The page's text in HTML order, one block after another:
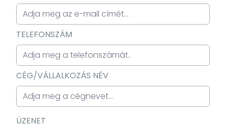
TELEFONSZÁM
CÉG/VÁLLALKOZÁS NÉV
ÜZENET